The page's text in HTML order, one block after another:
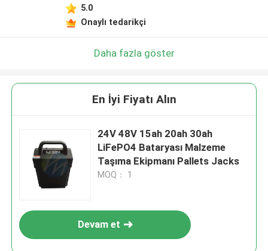
5.0
Onaylı tedarikçi
Daha fazla göster
En İyi Fiyatı Alın
24V 48V 15ah 20ah 30ah
LiFePO4 Bataryası Malzeme
Taşıma Ekipmanı Pallets Jacks
MOQ： 1
Devam et